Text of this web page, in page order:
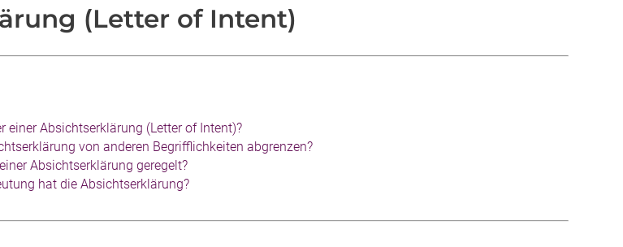
(Letter of Intent)
einer Absichtserklärung (Letter of Intent)?
von anderen Begrifflichkeiten abgrenzen?
Absichtserklärung geregelt?
hat die Absichtserklärung?